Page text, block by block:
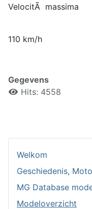
Welkom
Geschiedenis,
MG Database
Modeloverzicht
VelocitÃ massima
110 km/h
Gegevens
Hits: 4558